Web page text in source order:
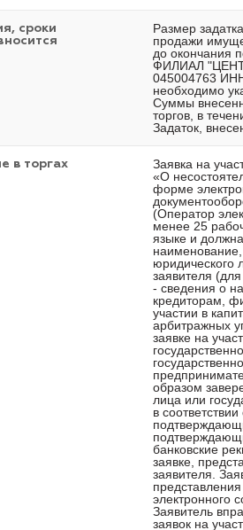
сроки
Размер
продажи
до окончания
ФИЛИАЛ
045004763
необходимо
Суммы
торгов, в
Задаток,
в торгах
Заявка на
«О
форме
(Оператор
менее 25
языке и
юридического
заявителя
- сведения о
кредиторам,
участии в
арбитражных
заявке на
образом
лица или
в
банковские
заявке,
заявителя.
электронного
Заявитель
заявок на